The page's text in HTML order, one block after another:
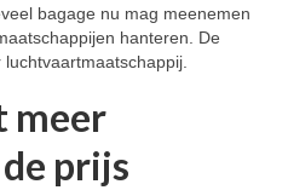
bagage nu mag meenemen
hanteren. De
meer
prijs